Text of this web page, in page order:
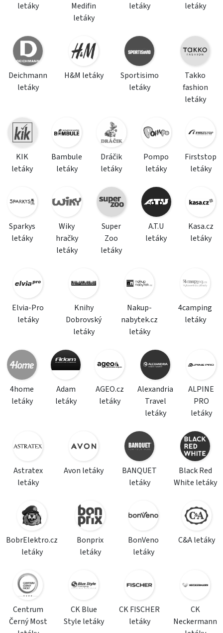
letáky
Medifin
letáky
letáky
letáky
Deichmann
letáky
H&M letáky
Sportisimo
letáky
Takko
fashion
letáky
KIK
letáky
Bambule
letáky
Dráčik
letáky
Pompo
letáky
Firststop
letáky
Sparkys
letáky
Wiky
hračky
letáky
Super
Zoo
letáky
A.T.U
letáky
Kasa.cz
letáky
Elvia-Pro
letáky
Knihy
Dobrovský
letáky
Nakup-
nabytek.cz
letáky
4camping
letáky
4home
letáky
Adam
letáky
AGEO.cz
letáky
Alexandria
Travel
letáky
ALPINE
PRO
letáky
Astratex
letáky
Avon letáky
BANQUET
letáky
Black Red
White letáky
BobrElektro.cz
letáky
Bonprix
letáky
BonVeno
letáky
C&A letáky
Centrum
Černý Most
CK Blue
Style letáky
CK FISCHER
letáky
CK
Neckermann